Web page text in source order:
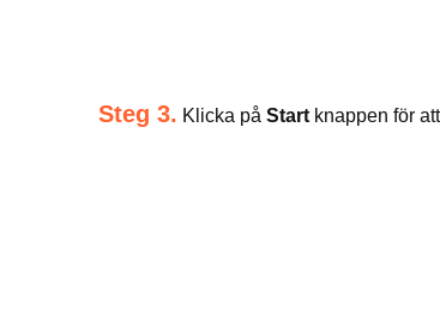
Steg 3. Klicka på Start knappen för